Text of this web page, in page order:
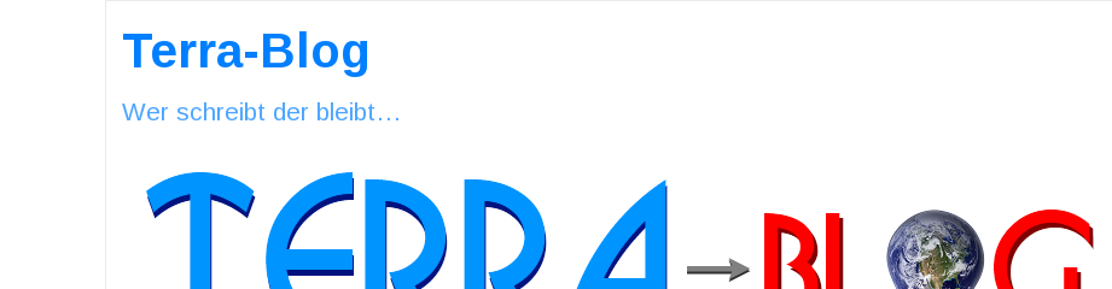
Terra-Blog
Wer schreibt der bleibt…